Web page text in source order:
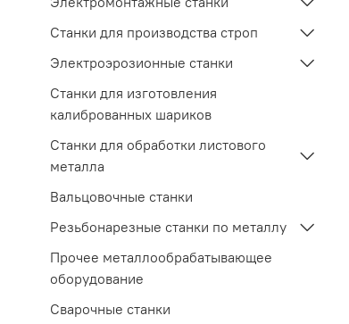
Станки для производства строп
Электроэрозионные станки
Станки для изготовления
калиброванных шариков
Станки для обработки листового
металла
Вальцовочные станки
Резьбонарезные станки по металлу
Прочее металлообрабатывающее
оборудование
Сварочные станки